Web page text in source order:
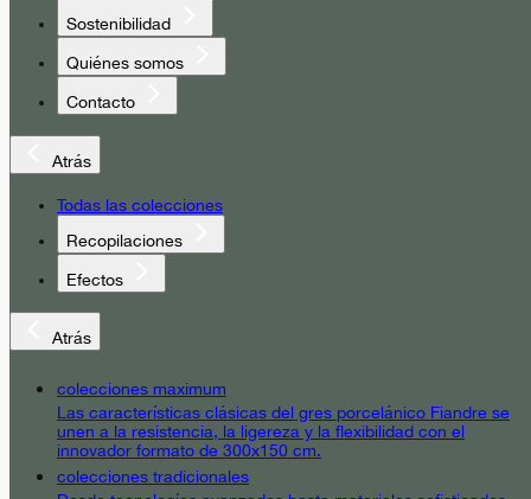
Sostenibilidad
Quiénes somos
Contacto
Atrás
Todas las colecciones
Recopilaciones
Efectos
Atrás
colecciones maximum
Las características clásicas del gres porcelánico Fiandre se
unen a la resistencia, la ligereza y la flexibilidad con el
innovador formato de 300x150 cm.
colecciones tradicionales